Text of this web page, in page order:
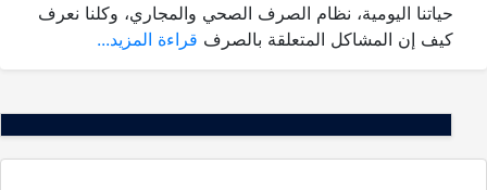
حياتنا اليومية، نظام الصرف الصحي والمجاري، وكلنا نعرف
كيف إن المشاكل المتعلقة بالصرف قراءة المزيد...